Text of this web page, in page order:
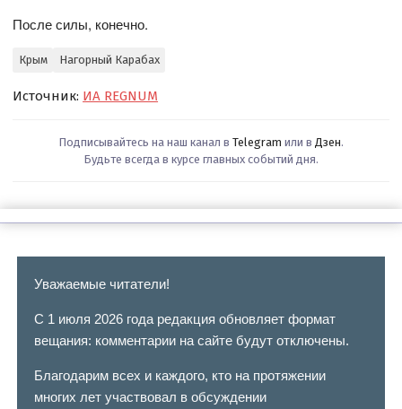
После силы, конечно.
Крым Нагорный Карабах
Источник: ИА REGNUM
Подписывайтесь на наш канал в Telegram или в Дзен.
Будьте всегда в курсе главных событий дня.
Уважаемые читатели!
С 1 июля 2026 года редакция обновляет формат
вещания: комментарии на сайте будут отключены.
Благодарим всех и каждого, кто на протяжении
многих лет участвовал в обсуждении